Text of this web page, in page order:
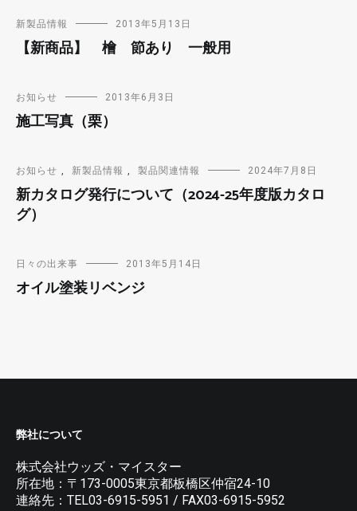
新製品情報 2013年5月13日
【新商品】 檜 節あり 一般用
お知らせ 2013年6月3日
施工写真（栗）
お知らせ , 新製品情報 , 製品関連情報 2024年7月8日
新カタログ発行について（2024-25年度版カタロ
グ）
日々の出来事 2013年5月14日
オイル塗装リベンジ
弊社について
株式会社ウッズ・マイスター
所在地：〒173-0005東京都板橋区仲宿24-10
連絡先：TEL03-6915-5951 / FAX03-6915-5952